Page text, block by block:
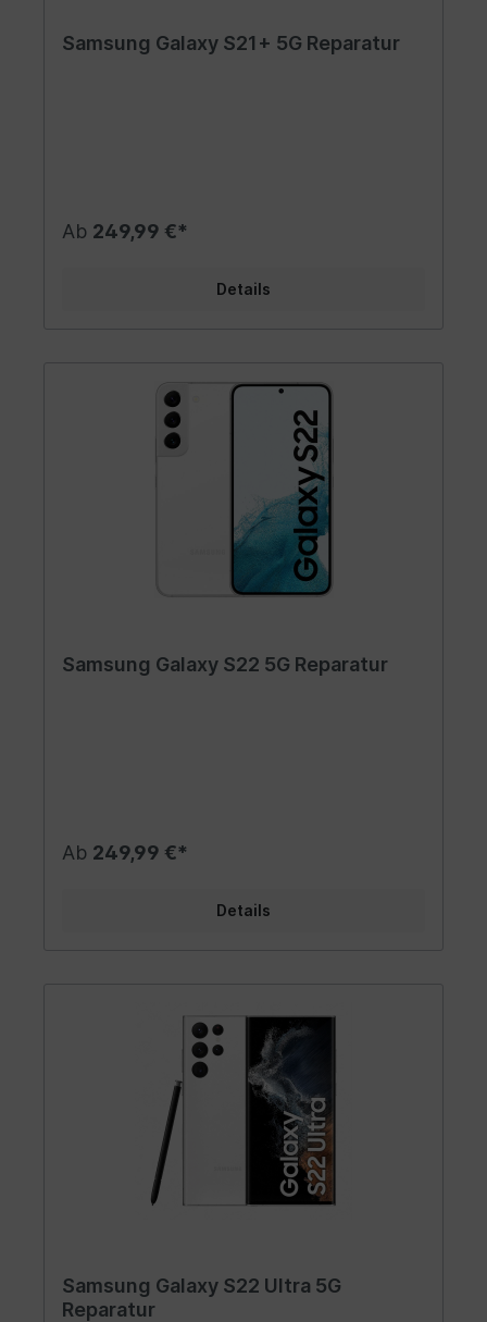
Samsung Galaxy S21+ 5G Reparatur
Ab 249,99 €*
Details
Samsung Galaxy S22 5G Reparatur
Ab 249,99 €*
Details
Samsung Galaxy S22 Ultra 5G
Reparatur